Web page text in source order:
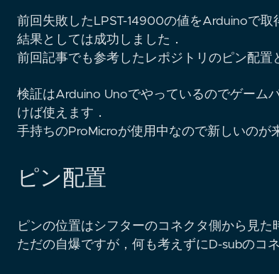
前回失敗したLPST-14900の値をArduinoで取
結果としては成功しました．
前回記事でも参考したレポジトリのピン配置
検証はArduino Unoでやっているのでゲーム
けば使えます．
手持ちのProMicroが使用中なので新しいのが
ピン配置
ピンの位置はシフターのコネクタ側から見た
ただの自爆ですが，何も考えずにD-subのコ